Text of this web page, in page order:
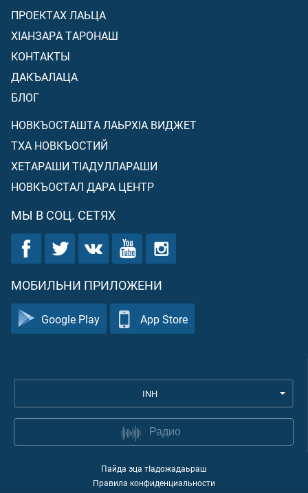
ПРОЕКТАХ ЛАЬЦА
ХIАНЗАРА ТАРОНАШ
КОНТАКТЫ
ДАКЪАЛАЦА
БЛОГ
НОВКЪОСТАШТА ЛАЬРХIА ВИДЖЕТ
ТХА НОВКЪОСТИЙ
ХЕТАРАШИ ТIАДУЛЛАРАШИ
НОВКЪОСТАЛ ДАРА ЦЕНТР
МЫ В СОЦ. СЕТЯХ
МОБИЛЬНИ ПРИЛОЖЕНИ
Google Play App Store
INH
Радио
Пайда эца тIадожадаьраш
Правила конфиденциальности